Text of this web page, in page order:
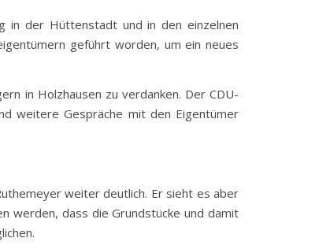
in der Hüttenstadt und in den einzelnen
geführt worden, um ein neues
in Holzhausen zu verdanken. Der CDU-
weitere Gespräche mit den Eigentümer
weiter deutlich. Er sieht es aber
werden, dass die Grundstücke und damit